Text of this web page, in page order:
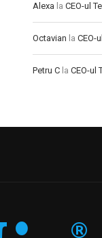
Alexa la CEO-ul
Octavian la CEO-
Petru C la CEO-ul